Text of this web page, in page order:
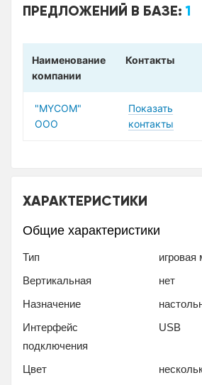
ПРЕДЛОЖЕНИЙ В БАЗЕ:1
Наименование
компании
Контакты
"MYCOM"
ООО
Показать
контакты
ХАРАКТЕРИСТИКИ
Общие характеристики
Тип
Вертикальная
нет
Назначение
Интерфейс
подключения
USB
Цвет